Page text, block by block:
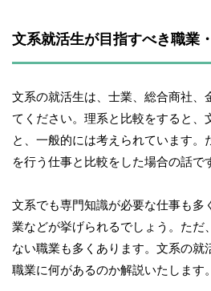
文系就活生が目指すべき職業
文系の就活生は、士業、総合商社、
てください。理系と比較をすると、
と、一般的には考えられています。
を行う仕事と比較をした場合の話で
文系でも専門知識が必要な仕事も多
業などが挙げられるでしょう。ただ
ない職業も多くあります。文系の就
職業に何があるのか解説いたします。